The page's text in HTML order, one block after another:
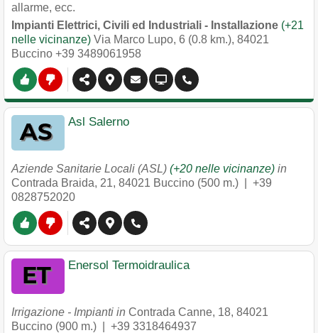
allarme, ecc.
Impianti Elettrici, Civili ed Industriali - Installazione (+21
nelle vicinanze) Via Marco Lupo, 6 (0.8 km.), 84021
Buccino +39 3489061958
Asl Salerno
Aziende Sanitarie Locali (ASL) (+20 nelle vicinanze) in
Contrada Braida, 21, 84021 Buccino (500 m.) | +39
0828752020
Enersol Termoidraulica
Irrigazione - Impianti in Contrada Canne, 18, 84021
Buccino (900 m.) | +39 3318464937